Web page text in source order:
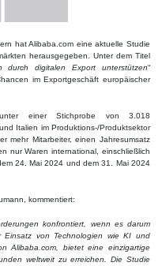
hat Alibaba.com eine aktuelle Studie
herausgegeben. Unter dem Titel
durch digitalen Export unterstützen“
im Exportgeschäft europäischer
einer Stichprobe von 3.018
Italien im Produktions-/Produktsektor
mehr Mitarbeiter, einen Jahresumsatz
nur Waren international, einschließlich
24. Mai 2024 und dem 31. Mai 2024
kommentiert:
konfrontiert, wenn es darum
Einsatz von Technologien wie KI und
Alibaba.com, bietet eine einzigartige
weltweit zu erreichen. Die Studie